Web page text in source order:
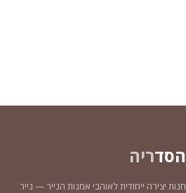
הסדריה
חנות יצירה ייחודית לאוהבי אמנות הנייר — נייר